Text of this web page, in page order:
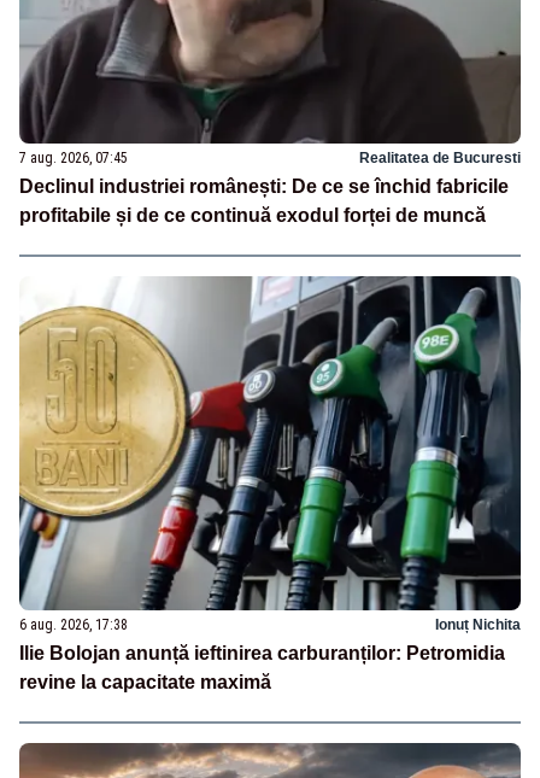
7 aug. 2026, 07:45 Realitatea de Bucuresti
Declinul industriei românești: De ce se închid fabricile
profitabile și de ce continuă exodul forței de muncă
6 aug. 2026, 17:38 Ionuț Nichita
Ilie Bolojan anunță ieftinirea carburanților: Petromidia
revine la capacitate maximă